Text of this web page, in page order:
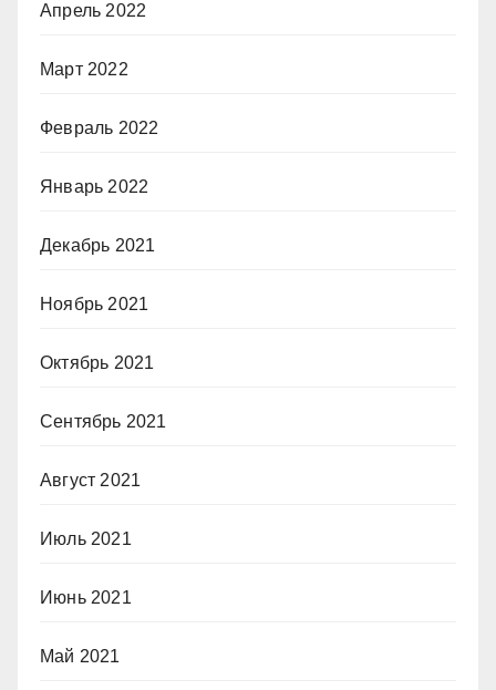
Апрель 2022
Март 2022
Февраль 2022
Январь 2022
Декабрь 2021
Ноябрь 2021
Октябрь 2021
Сентябрь 2021
Август 2021
Июль 2021
Июнь 2021
Май 2021